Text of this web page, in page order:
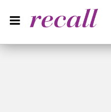
Recall Magazin
Das Praxisteam-Magazin